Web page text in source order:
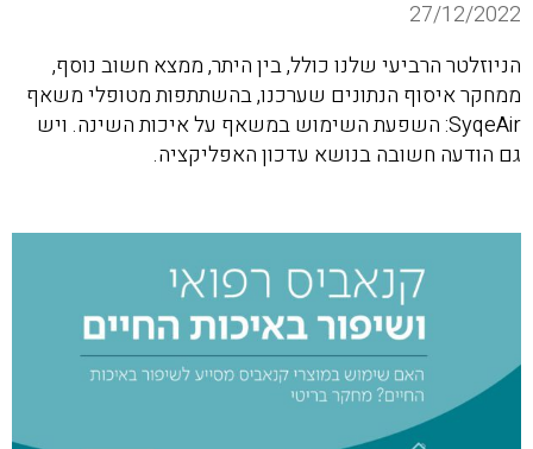
27/12/2022
הניוזלטר הרביעי שלנו כולל, בין היתר, ממצא חשוב נוסף,
ממחקר איסוף הנתונים שערכנו, בהשתתפות מטופלי משאף
SyqeAir: השפעת השימוש במשאף על איכות השינה. ויש
גם הודעה חשובה בנושא עדכון האפליקציה.